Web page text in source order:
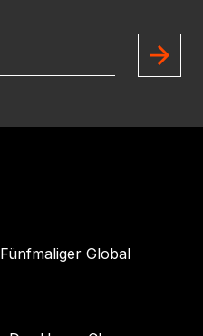
Fünfmaliger Global